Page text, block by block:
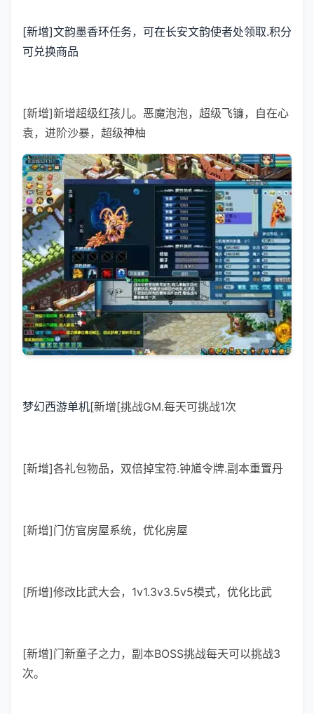
[新增]文韵墨香环任务，可在长安文韵使者处领取.积分
可兑换商品
[新增]新增超级红孩儿。恶魔泡泡，超级飞镰，自在心
袁，进阶沙暴，超级神柚
梦幻西游单机[新增[挑战GM.每天可挑战1次
[新增]各礼包物品，双倍掉宝符.钟馗令牌.副本重置丹
[新增]门仿官房屋系统，优化房屋
[所增]修改比武大会，1v1.3v3.5v5模式，优化比武
[新增]门新童子之力，副本BOSS挑战每天可以挑战3
次。